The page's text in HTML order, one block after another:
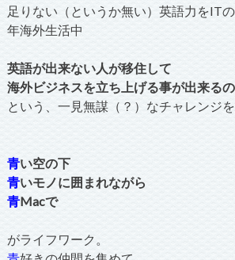
足りない（というか無い）英語力をIT
年海外生活中
英語が出来ない人が移住して
海外ビジネスを立ち上げる事が出来る
という、一見無謀（？）なチャレンジ
青い空の下
青いモノに囲まれながら
青Macで
がライフワーク。